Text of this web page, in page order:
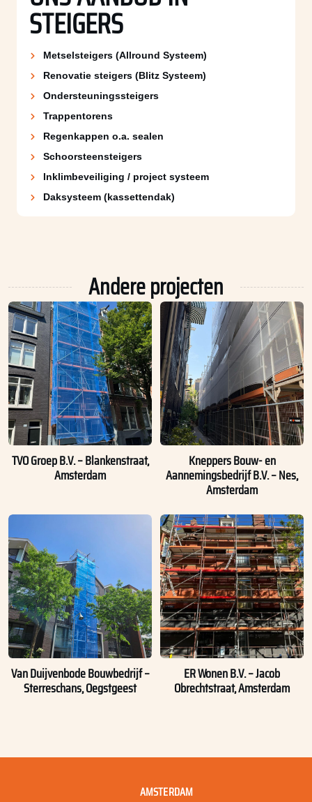
STEIGERS
Metselsteigers (Allround Systeem)
Renovatie steigers (Blitz Systeem)
Ondersteuningssteigers
Trappentorens
Regenkappen o.a. sealen
Schoorsteen­steigers
Inklimbeveiliging / project systeem
Daksysteem (kassettendak)
Andere projecten
TVO Groep B.V. – Blankenstraat,
Amsterdam
Kneppers Bouw- en
Aannemingsbedrijf B.V. – Nes,
Amsterdam
Van Duijvenbode Bouwbedrijf –
Sterreschans, Oegstgeest
ER Wonen B.V. – Jacob
Obrechtstraat, Amsterdam
AMSTERDAM